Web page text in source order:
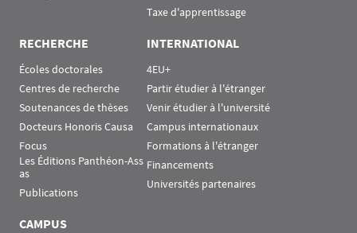
Taxe d'apprentissage
RECHERCHE
Écoles doctorales
Centres de recherche
Soutenances de thèses
Docteurs Honoris Causa
Focus
Les Éditions Panthéon-Ass
as
Publications
INTERNATIONAL
4EU+
Partir étudier à l'étranger
Venir étudier à l'université
Campus internationaux
Formations à l'étranger
Financements
Universités partenaires
CAMPUS